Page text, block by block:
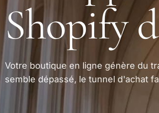
Shopify
Votre boutique en ligne génère du
semble dépassé, le tunnel d'achat